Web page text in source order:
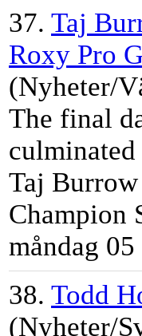
37. Taj
Roxy Pro
(Nyheter/
The final
Taj
Champion
måndag
38. Todd
(Nyheter/